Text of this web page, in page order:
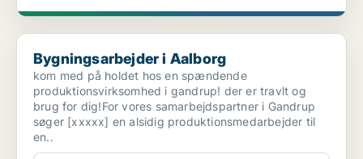
Bygningsarbejder i Aalborg
Bygningsarbejder i Aalborg
kom med på holdet hos en spændende
produktionsvirksomhed i gandrup! der er travlt og
brug for dig!For vores samarbejdspartner i Gandrup
søger [xxxxx] en alsidig produktionsmedarbejder til
en..